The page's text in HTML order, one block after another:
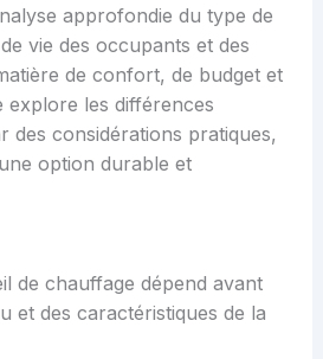
approfondie du type de
vie des occupants et des
de confort, de budget et
explore les différences
des considérations pratiques,
option durable et
de chauffage dépend avant
et des caractéristiques de la